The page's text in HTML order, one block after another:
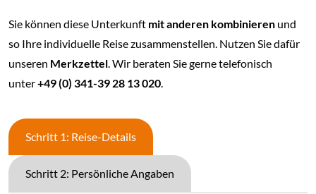
Sie können diese Unterkunft mit anderen kombinieren und
so Ihre individuelle Reise zusammenstellen. Nutzen Sie dafür
unseren Merkzettel . Wir beraten Sie gerne telefonisch
unter+49 (0) 341-39 28 13 020
Schritt 1: Reise-Details
Schritt 2: Persönliche Angaben